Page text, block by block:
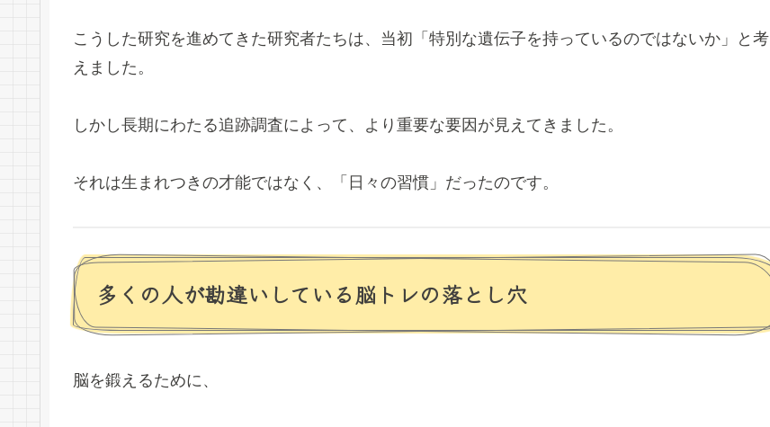
こうした研究を進めてきた研究者たちは、当初「特別な遺伝子を持っているのではないか」と考
えました。
しかし長期にわたる追跡調査によって、より重要な要因が見えてきました。
それは生まれつきの才能ではなく、「日々の習慣」だったのです。
多くの人が勘違いしている脳トレの落とし穴
脳を鍛えるために、